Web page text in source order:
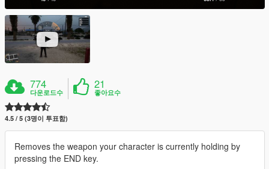
774
다운로드수
21
좋아요수
4.5 / 5 (3명이 투표함)
Removes the weapon your character is currently holding by
pressing the END key.